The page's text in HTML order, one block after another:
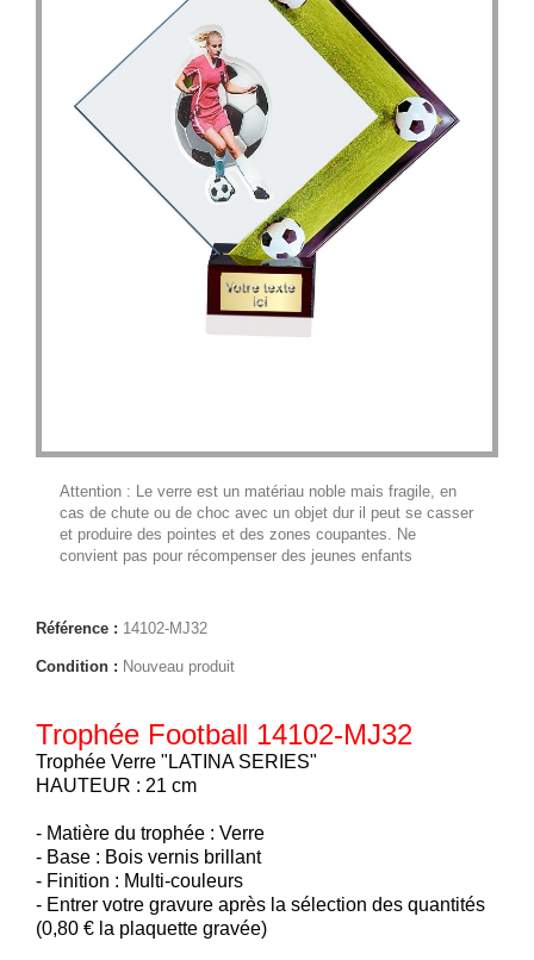
Attention : Le verre est un matériau noble mais fragile, en
cas de chute ou de choc avec un objet dur il peut se casser
et produire des pointes et des zones coupantes. Ne
convient pas pour récompenser des jeunes enfants
Référence : 14102-MJ32
Condition : Nouveau produit
Trophée Football 14102-MJ32
Trophée Verre "LATINA SERIES"
HAUTEUR : 21 cm
- Matière du trophée : Verre
- Base : Bois vernis brillant
- Finition : Multi-couleurs
- Entrer votre gravure après la sélection des quantités
(0,80 € la plaquette gravée)